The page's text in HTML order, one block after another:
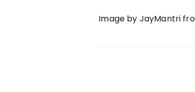
Image by JayMantri